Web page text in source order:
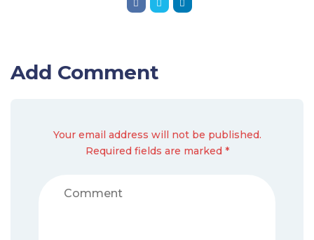
Add Comment
Your email address will not be published.
Required fields are marked *